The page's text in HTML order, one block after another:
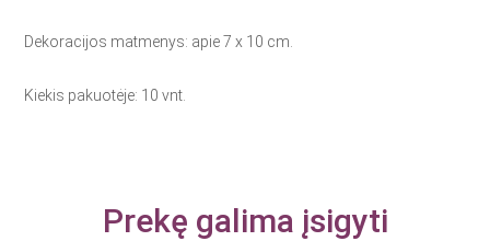
Dekoracijos matmenys: apie 7 x 10 cm.
Kiekis pakuotėje: 10 vnt.
Prekę galima įsigyti